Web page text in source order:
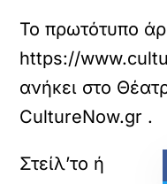
Το πρωτότυπο
https://
ανήκει στο
CultureNow.gr .